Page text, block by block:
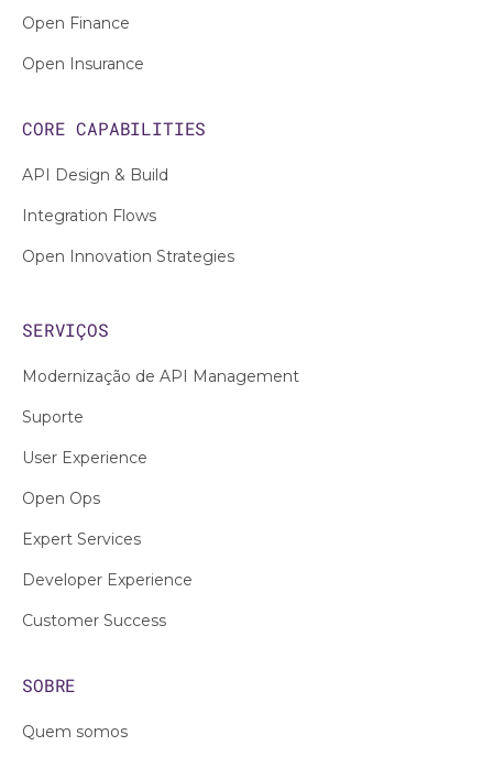
Open Finance
Open Insurance
CORE CAPABILITIES
API Design & Build
Integration Flows
Open Innovation Strategies
SERVIÇOS
Modernização de API Management
Suporte
User Experience
Open Ops
Expert Services
Developer Experience
Customer Success
SOBRE
Quem somos